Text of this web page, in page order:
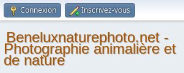
Connexion Inscrivez-vous
Beneluxnaturephoto.net -
Photographie animalière et
de nature